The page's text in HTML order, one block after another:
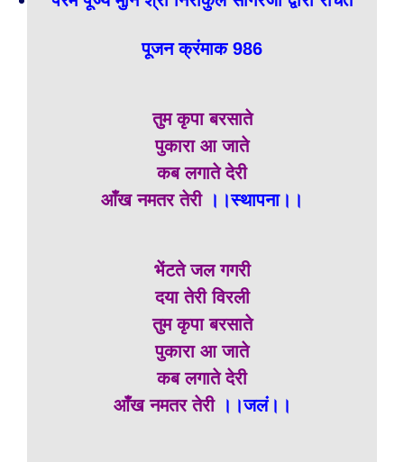
पूजन क्रंमाक 986
तुम कृपा बरसाते
पुकारा आ जाते
कब लगाते देरी
आँख नमतर तेरी ।।स्थापना।।
भेंटते जल गगरी
दया तेरी विरली
तुम कृपा बरसाते
पुकारा आ जाते
कब लगाते देरी
आँख नमतर तेरी ।।जलं।।